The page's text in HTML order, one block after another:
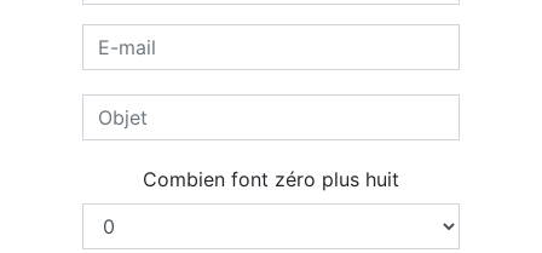
Combien font zéro plus huit